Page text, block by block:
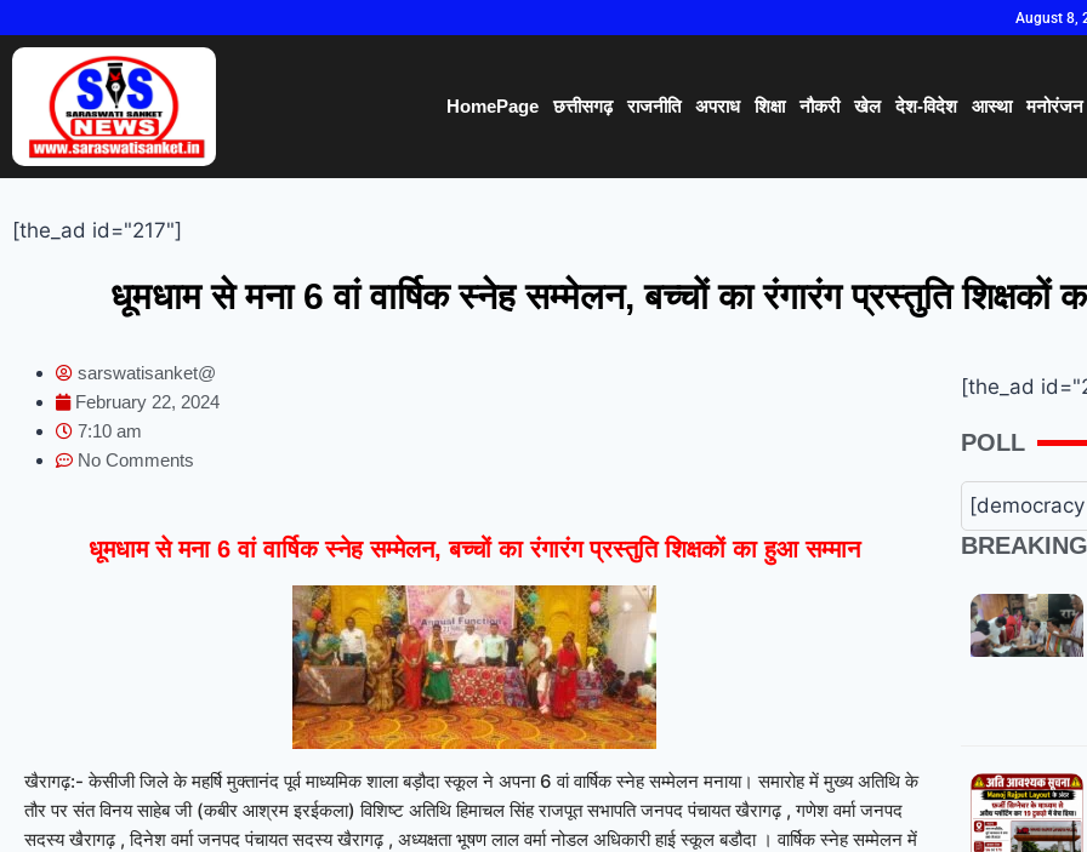
August 8,
HomePage छत्तीसगढ़ राजनीति अपराध शिक्षा नौकरी खेल देश-विदेश आस्था मनोरंजन
[the_ad id="217"]
धूमधाम से मना 6 वां वार्षिक स्नेह सम्मेलन, बच्चों का रंगारंग प्रस्तुति शिक्षकों
sarswatisanket@
February 22, 2024
7:10 am
No Comments
धूमधाम से मना 6 वां वार्षिक स्नेह सम्मेलन, बच्चों का रंगारंग प्रस्तुति शिक्षकों का हुआ सम्मान
खैरागढ़:- केसीजी जिले के महर्षि मुक्तानंद पूर्व माध्यमिक शाला बड़ौदा स्कूल ने अपना 6 वां वार्षिक स्नेह सम्मेलन मनाया। समारोह में मुख्य अतिथि के
तौर पर संत विनय साहेब जी (कबीर आश्रम इरईकला) विशिष्ट अतिथि हिमाचल सिंह राजपूत सभापति जनपद पंचायत खैरागढ़ , गणेश वर्मा जनपद
सदस्य खैरागढ़ , दिनेश वर्मा जनपद पंचायत सदस्य खैरागढ़ , अध्यक्षता भूषण लाल वर्मा नोडल अधिकारी हाई स्कूल बडौदा । वार्षिक स्नेह सम्मेलन में
[the_ad
POLL